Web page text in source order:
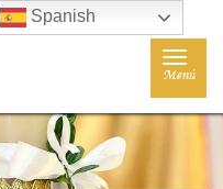
Toggle
Menú
Spanish